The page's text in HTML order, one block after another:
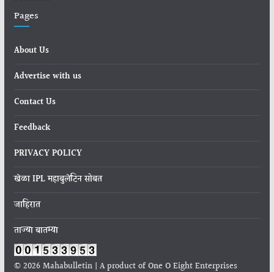
Pages
About Us
Advertise with us
Contact Us
Feedback
PRIVACY POLICY
खेळा IPL महाबुलेटिन सोबत
जाहिरात
ताज्या बातम्या
© 2026 Mahabulletin | A product of One O Eight Enterprises